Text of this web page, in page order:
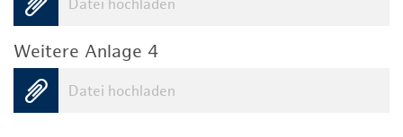
Datei hochladen
Weitere Anlage 4
Datei hochladen